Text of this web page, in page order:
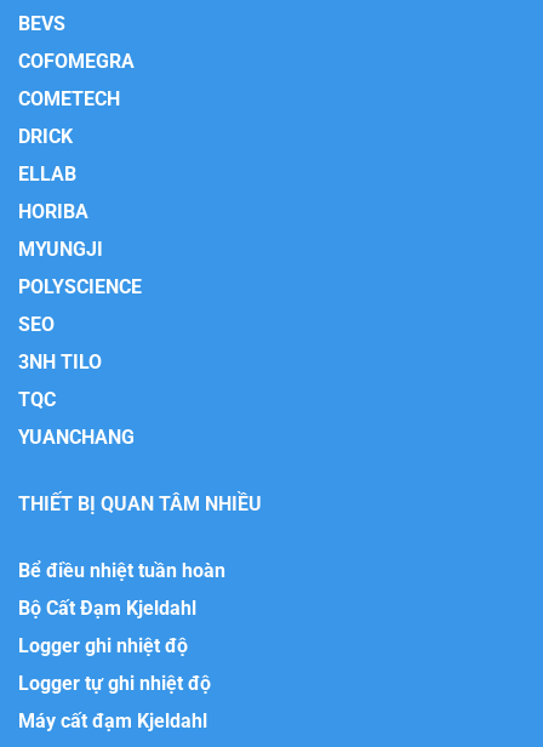
BEVS
COFOMEGRA
COMETECH
DRICK
ELLAB
HORIBA
MYUNGJI
POLYSCIENCE
SEO
3NH TILO
TQC
YUANCHANG
THIẾT BỊ QUAN TÂM NHIỀU
Bể điều nhiệt tuần hoàn
Bộ Cất Đạm Kjeldahl
Logger ghi nhiệt độ
Logger tự ghi nhiệt độ
Máy cất đạm Kjeldahl